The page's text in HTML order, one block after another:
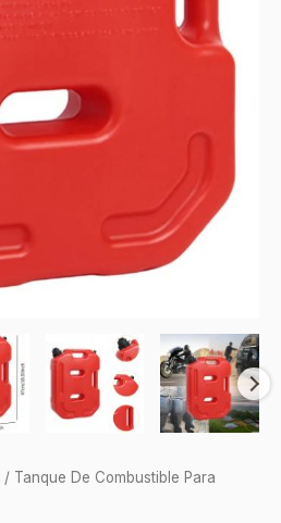
/ Tanque De Combustible Para